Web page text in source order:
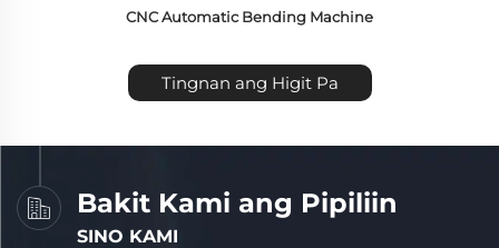
CNC Automatic Bending Machine
Tingnan ang Higit Pa
Bakit Kami ang Pipiliin
SINO KAMI